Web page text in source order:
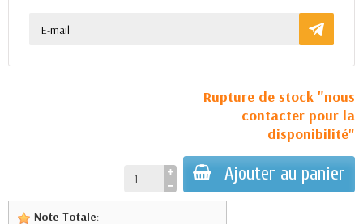
Rupture de stock "nous
contacter pour la
disponibilité"
Ajouter au panier
Note Totale: